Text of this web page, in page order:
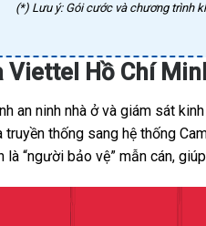
(*) Lưu ý: Gói cước và chương trình
Viettel Hồ Chí
an ninh nhà ở và giám sát
truyền thống sang hệ thống
là “người bảo vệ” mẫn cán,